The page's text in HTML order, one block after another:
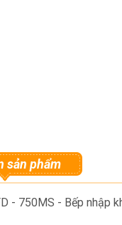
sản phẩm
- 750MS - Bếp nhập